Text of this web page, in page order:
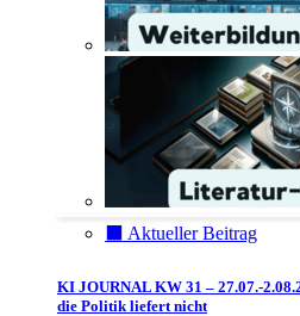
⬛️ Aktueller Beitrag
KI JOURNAL KW 31 – 27.07.-
die Politik liefert nicht